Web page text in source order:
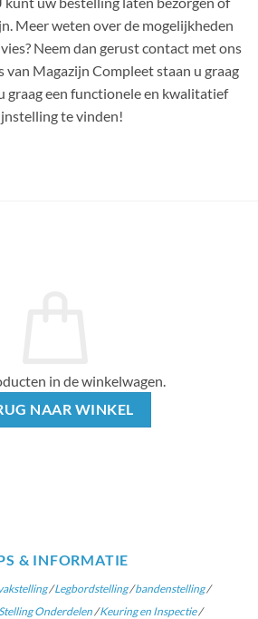
Meer weten over de mogelijkheden
Neem dan gerust contact met ons
van Magazijn Compleet staan u graag
graag een functionele en kwalitatief
te vinden!
in de winkelwagen.
NAAR WINKEL
& INFORMATIE
/Legbordstelling/bandenstelling/
Onderdelen/Keuring en Inspectie/